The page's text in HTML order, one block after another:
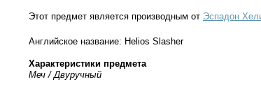
Этот предмет является производным от Эспадон
Английское название: Helios Slasher
Характеристики предмета
Меч / Двуручный